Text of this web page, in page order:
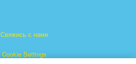
Свяжись с нами
Cookie Settings